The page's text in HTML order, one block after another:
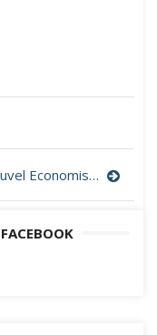
Le Nouvel Economiste : Iran et Azerbaïdjan au bord de la guerre ?